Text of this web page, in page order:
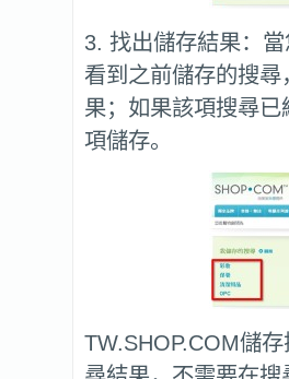
3. 找出儲存結果：
看到之前儲存的搜
果；如果該項搜尋
項儲存。
TW.SHOP.COM儲